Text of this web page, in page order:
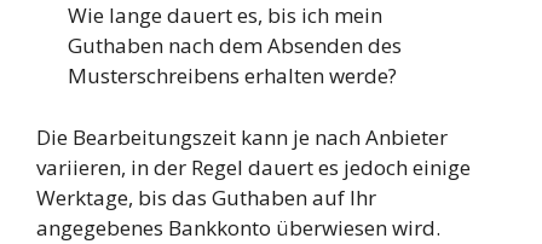
Wie lange dauert es, bis ich mein
Guthaben nach dem Absenden des
Musterschreibens erhalten werde?
Die Bearbeitungszeit kann je nach Anbieter
variieren, in der Regel dauert es jedoch einige
Werktage, bis das Guthaben auf Ihr
angegebenes Bankkonto überwiesen wird.